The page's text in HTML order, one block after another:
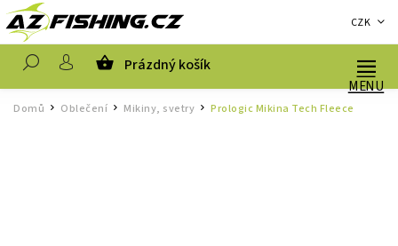
CZK
Prázdný košík
Domů / Oblečení / Mikiny, svetry / Prologic Mikina Tech Fleece